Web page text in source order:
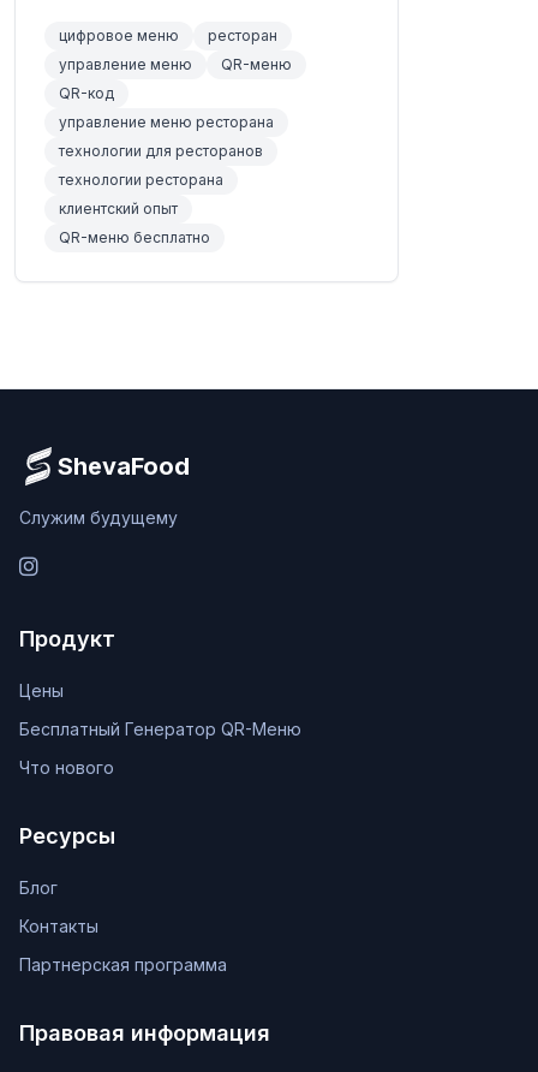
цифровое меню
ресторан
управление меню
QR-меню
QR-код
управление меню ресторана
технологии для ресторанов
технологии ресторана
клиентский опыт
QR-меню бесплатно
ShevaFood
Служим будущему
Instagram
Продукт
Цены
Бесплатный Генератор QR-Меню
Что нового
Ресурсы
Блог
Контакты
Партнерская программа
Правовая информация